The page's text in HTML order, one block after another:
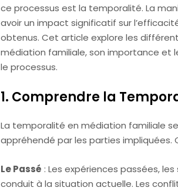
ce processus est la temporalité. La
avoir un impact significatif sur
obtenus. Cet article explore les
médiation familiale, son importance et
le processus.
1. Comprendre la
La temporalité en médiation familiale
appréhendé par les parties impliquées.
Le Passé : Les expériences passées,
conduit à la situation actuelle. Les